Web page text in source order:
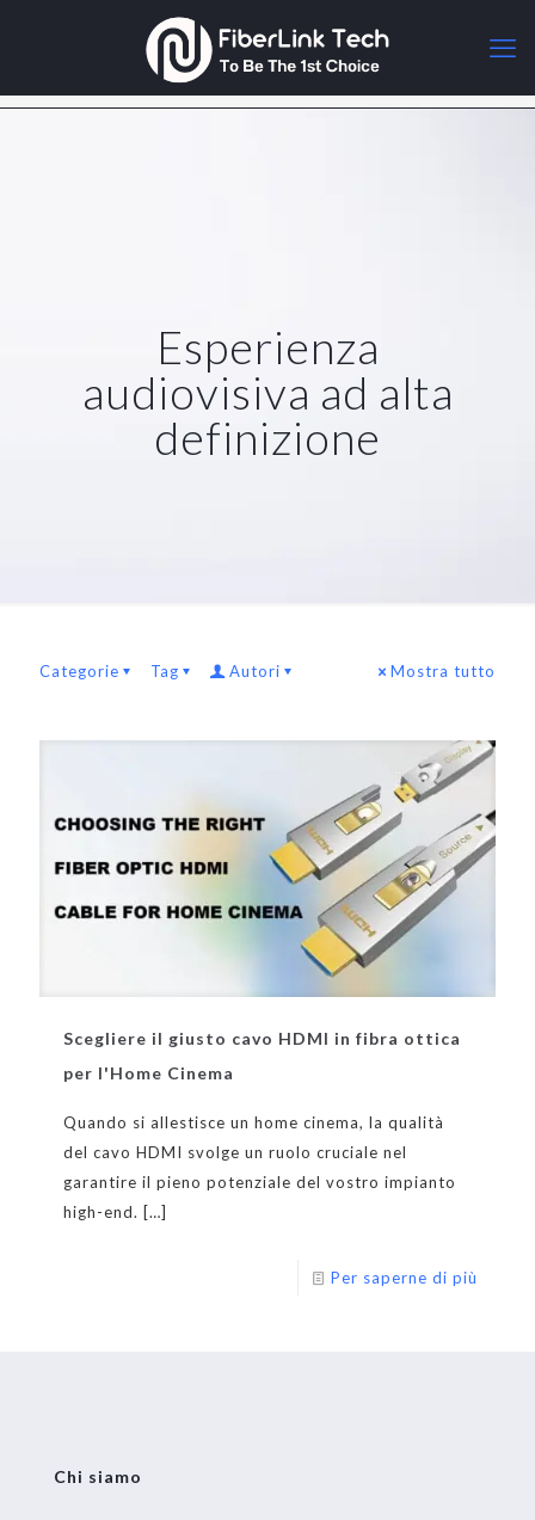
Esperienza
audiovisiva ad alta
definizione
Categorie Tag Autori Mostra tutto
Scegliere il giusto cavo HDMI in fibra ottica
per l'Home Cinema
Quando si allestisce un home cinema, la qualità
del cavo HDMI svolge un ruolo cruciale nel
garantire il pieno potenziale del vostro impianto
high-end. […]
Per saperne di più
Chi siamo